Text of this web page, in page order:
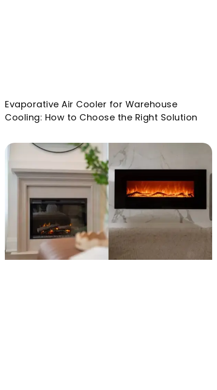
Evaporative Air Cooler for Warehouse
Cooling: How to Choose the Right Solution